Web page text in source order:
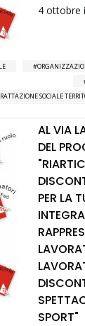
4 ottobre
SOCIALE
AL VIA
DEL
PER LA
SPORT"